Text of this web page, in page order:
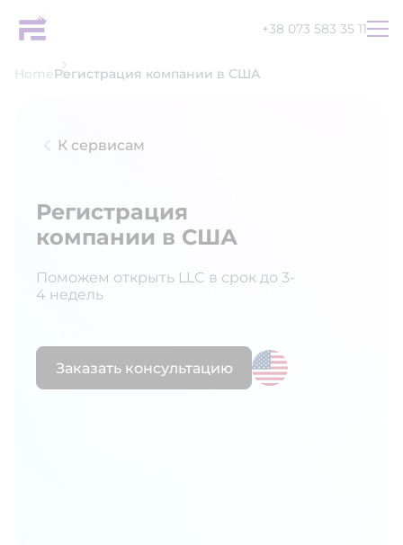
+38 073 583 35 11
UAENRU
HomeРегистрация компании в США
К сервисам
Регистрация
компании в США
Поможем открыть LLC в срок до 3-
4 недель
Заказать консультацию